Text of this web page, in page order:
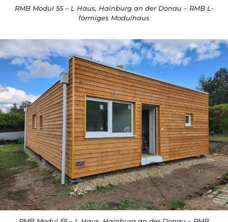
RMB Modul 55 – L Haus, Hainburg an der Donau – RMB L-
förmiges Modulhaus